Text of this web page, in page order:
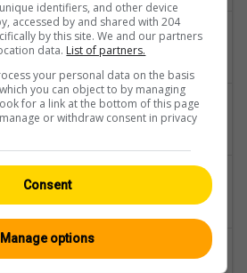
Klosterplatz
Westen: Schinnerstrasse 96
identifiers, and other device
accessed by and shared with 204
by this site. We and our partners
data. List of partners.
your personal data on the basis
you can object to by managing
for a link at the bottom of this page
or withdraw consent in privacy
Consent
Manage options